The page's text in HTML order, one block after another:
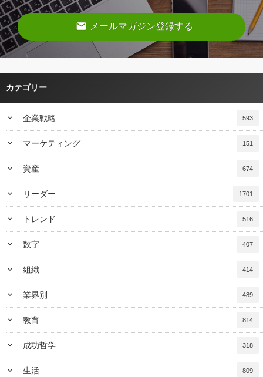
email メールマガジン登録する
カテゴリー
keyboard_arrow_down 企業戦略 593
keyboard_arrow_down マーケティング 151
keyboard_arrow_down 資産 674
keyboard_arrow_down リーダー 1701
keyboard_arrow_down トレンド 516
keyboard_arrow_down 数字 407
keyboard_arrow_down 組織 414
keyboard_arrow_down 業界別 489
keyboard_arrow_down 教育 814
keyboard_arrow_down 成功哲学 318
keyboard_arrow_down 生活 809